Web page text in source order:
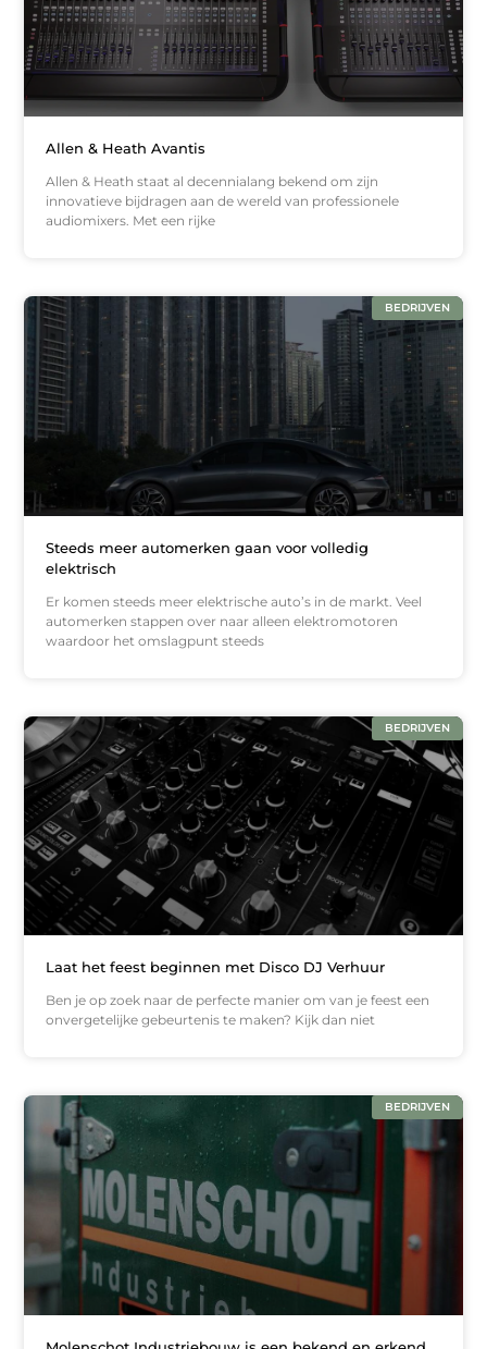
Allen & Heath Avantis
Allen & Heath staat al decennialang bekend om zijn
innovatieve bijdragen aan de wereld van professionele
audiomixers. Met een rijke
BEDRIJVEN
Steeds meer automerken gaan voor volledig
elektrisch
Er komen steeds meer elektrische auto’s in de markt. Veel
automerken stappen over naar alleen elektromotoren
waardoor het omslagpunt steeds
BEDRIJVEN
Laat het feest beginnen met Disco DJ Verhuur
Ben je op zoek naar de perfecte manier om van je feest een
onvergetelijke gebeurtenis te maken? Kijk dan niet
BEDRIJVEN